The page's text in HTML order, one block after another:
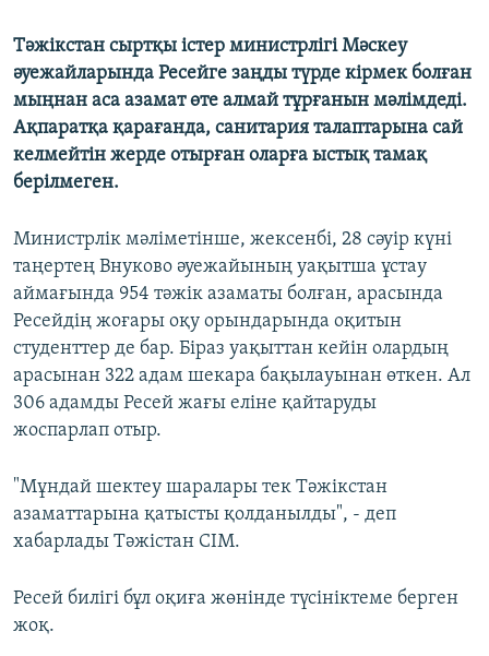
Тәжікстан сыртқы істер министрлігі Мәскеу
әуежайларында Ресейге заңды түрде кірмек болған
мыңнан аса азамат өте алмай тұрғанын мәлімдеді.
Ақпаратқа қарағанда, санитария талаптарына сай
келмейтін жерде отырған оларға ыстық тамақ
берілмеген.
Министрлік мәліметінше, жексенбі, 28 сәуір күні
таңертең Внуково әуежайының уақытша ұстау
аймағында 954 тәжік азаматы болған, арасында
Ресейдің жоғары оқу орындарында оқитын
студенттер де бар. Біраз уақыттан кейін олардың
арасынан 322 адам шекара бақылауынан өткен. Ал
306 адамды Ресей жағы еліне қайтаруды
жоспарлап отыр.
"Мұндай шектеу шаралары тек Тәжікстан
азаматтарына қатысты қолданылды", - деп
хабарлады Тәжістан СІМ.
Ресей билігі бұл оқиға жөнінде түсініктеме берген
жоқ.